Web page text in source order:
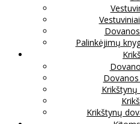
Palinkėjimų
Krikštynų